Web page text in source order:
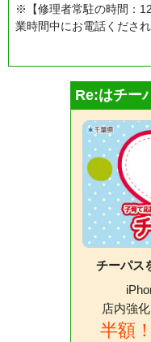
※【修理者常駐の時間：
業時間中にお電話くださ
Re:はチー
チーパス
店内強
半額